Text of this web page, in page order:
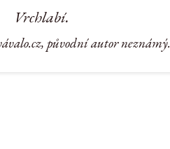
Vrchlabí.
původní autor neznámý.